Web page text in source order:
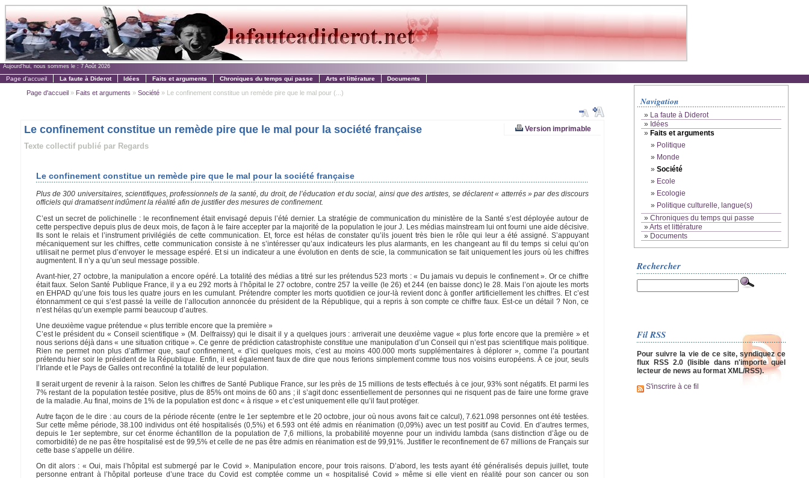
Aujourd'hui, nous sommes le : 7 Août 2026
Page d'accueil La faute à Diderot Idées Faits et arguments Chroniques du temps qui passe Arts et littérature Documents
Page d'accueil» Faits et arguments » Société» Le confinement constitue un remède pire que le mal pour (...)
Version imprimable
Le confinement constitue un remède pire que le mal pour la société française
Texte collectif publié par Regards
Le confinement constitue un remède pire que le mal pour la société française
Plus de 300 universitaires, scientifiques, professionnels de la santé, du droit, de l’éducation et du social, ainsi que des artistes, se déclarent « atterrés » par des discours
officiels qui dramatisent indûment la réalité afin de justifier des mesures de confinement.
C’est un secret de polichinelle : le reconfinement était envisagé depuis l’été dernier. La stratégie de communication du ministère de la Santé s’est déployée autour de
cette perspective depuis plus de deux mois, de façon à le faire accepter par la majorité de la population le jour J. Les médias mainstream lui ont fourni une aide décisive.
Ils sont le relais et l’instrument privilégiés de cette communication. Et, force est hélas de constater qu’ils jouent très bien le rôle qui leur a été assigné. S’appuyant
mécaniquement sur les chiffres, cette communication consiste à ne s’intéresser qu’aux indicateurs les plus alarmants, en les changeant au fil du temps si celui qu’on
utilisait ne permet plus d’envoyer le message espéré. Et si un indicateur a une évolution en dents de scie, la communication se fait uniquement les jours où les chiffres
augmentent. Il n’y a qu’un seul message possible.
Avant-hier, 27 octobre, la manipulation a encore opéré. La totalité des médias a titré sur les prétendus 523 morts : « Du jamais vu depuis le confinement ». Or ce chiffre
était faux. Selon Santé Publique France, il y a eu 292 morts à l’hôpital le 27 octobre, contre 257 la veille (le 26) et 244 (en baisse donc) le 28. Mais l’on ajoute les morts
en EHPAD qu’une fois tous les quatre jours en les cumulant. Prétendre compter les morts quotidien ce jour-là revient donc à gonfler artificiellement les chiffres. Et c’est
étonnamment ce qui s’est passé la veille de l’allocution annoncée du président de la République, qui a repris à son compte ce chiffre faux. Est-ce un détail ? Non, ce
n’est hélas qu’un exemple parmi beaucoup d’autres.
Une deuxième vague prétendue « plus terrible encore que la première »
C’est le président du « Conseil scientifique » (M. Delfraissy) qui le disait il y a quelques jours : arriverait une deuxième vague « plus forte encore que la première » et
nous serions déjà dans « une situation critique ». Ce genre de prédiction catastrophiste constitue une manipulation d’un Conseil qui n’est pas scientifique mais politique.
Rien ne permet non plus d’affirmer que, sauf confinement, « d’ici quelques mois, c’est au moins 400.000 morts supplémentaires à déplorer », comme l’a pourtant
prétendu hier soir le président de la République. Enfin, il est également faux de dire que nous ferions simplement comme tous nos voisins européens. À ce jour, seuls
l’Irlande et le Pays de Galles ont reconfiné la totalité de leur population.
Il serait urgent de revenir à la raison. Selon les chiffres de Santé Publique France, sur les près de 15 millions de tests effectués à ce jour, 93% sont négatifs. Et parmi les
7% restant de la population testée positive, plus de 85% ont moins de 60 ans ; il s’agit donc essentiellement de personnes qui ne risquent pas de faire une forme grave
de la maladie. Au final, moins de 1% de la population est donc « à risque » et c’est uniquement elle qu’il faut protéger.
Autre façon de le dire : au cours de la période récente (entre le 1er septembre et le 20 octobre, jour où nous avons fait ce calcul), 7.621.098 personnes ont été testées.
Sur cette même période, 38.100 individus ont été hospitalisés (0,5%) et 6.593 ont été admis en réanimation (0,09%) avec un test positif au Covid. En d’autres termes,
depuis le 1er septembre, sur cet énorme échantillon de la population de 7,6 millions, la probabilité moyenne pour un individu lambda (sans distinction d’âge ou de
comorbidité) de ne pas être hospitalisé est de 99,5% et celle de ne pas être admis en réanimation est de 99,91%. Justifier le reconfinement de 67 millions de Français sur
cette base s’appelle un délire.
On dit alors : « Oui, mais l’hôpital est submergé par le Covid ». Manipulation encore, pour trois raisons. D’abord, les tests ayant été généralisés depuis juillet, toute
personne entrant à l’hôpital porteuse d’une trace du Covid est comptée comme un « hospitalisé Covid » même si elle vient en réalité pour son cancer ou son
Navigation
» La faute à Diderot
» Idées
» Faits et arguments
» Politique
» Monde
» Société
» Ecole
» Ecologie
» Politique culturelle, langue(s)
» Chroniques du temps qui passe
»Arts et littérature
» Documents
Rechercher
Fil RSS
Pour suivre la vie de ce site, syndiquez ce
flux RSS 2.0 (lisible dans n'importe quel
lecteur de news au format XML/RSS).
S'inscrire à ce fil